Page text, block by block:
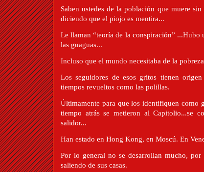
Saben ustedes de la población que muere
diciendo que el piojo es mentira...
Le llaman “teoría de la conspiración” ...Hubo
las guaguas...
Incluso que el mundo necesitaba de la
Los seguidores de esos gritos tienen
tiempos revueltos como las polillas.
Últimamente para que los identifiquen como
tiempo atrás se metieron al Capitolio...se
salidor...
Han estado en Hong Kong, en Moscú. En
Por lo general no se desarrollan mucho,
saliendo de sus casas.